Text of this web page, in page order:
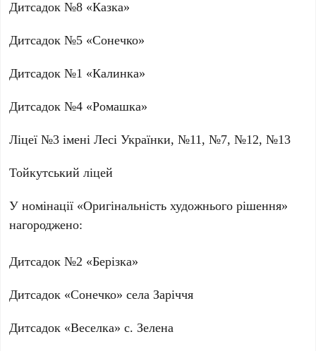
Дитсадок №8 «Казка»
Дитсадок №5 «Сонечко»
Дитсадок №1 «Калинка»
Дитсадок №4 «Ромашка»
Ліцеї №3 імені Лесі Українки, №11, №7, №12, №13
Тойкутський ліцей
У номінації «Оригінальність художнього рішення»
нагороджено:
Дитсадок №2 «Берізка»
Дитсадок «Сонечко» села Заріччя
Дитсадок «Веселка» с. Зелена